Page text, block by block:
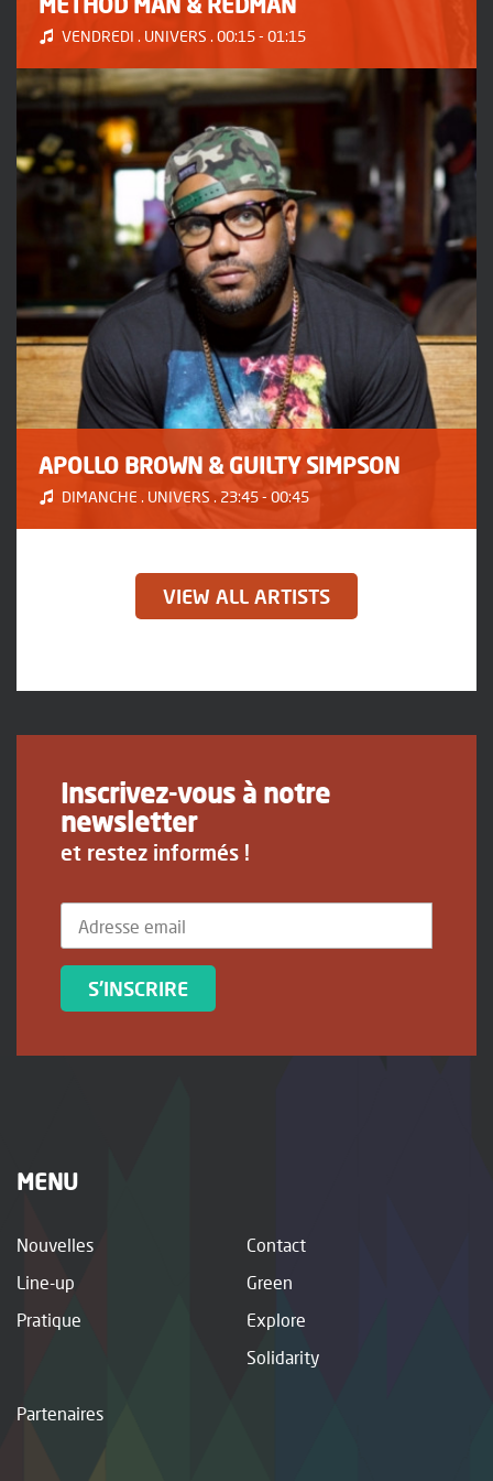
VENDREDI . UNIVERS . 00:15 - 01:15
APOLLO BROWN & GUILTY SIMPSON
DIMANCHE . UNIVERS . 23:45 - 00:45
VIEW ALL ARTISTS
Inscrivez-vous à notre
newsletter
et restez informés !
S'INSCRIRE
MENU
Nouvelles
Line-up
Pratique
Contact
Green
Explore
Solidarity
Partenaires